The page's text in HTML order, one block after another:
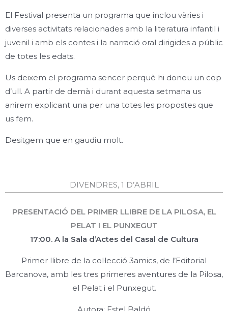
El Festival presenta un programa que inclou vàries i
diverses activitats relacionades amb la literatura infantil i
juvenil i amb els contes i la narració oral dirigides a públic
de totes les edats.
Us deixem el programa sencer perquè hi doneu un cop
d’ull. A partir de demà i durant aquesta setmana us
anirem explicant una per una totes les propostes que
us fem.
Desitgem que en gaudiu molt.
DIVENDRES, 1 D’ABRIL
PRESENTACIÓ DEL PRIMER LLIBRE DE LA PILOSA, EL
PELAT I EL PUNXEGUT
17:00. A la Sala d’Actes del Casal de Cultura
Primer llibre de la col·lecció 3amics, de l’Editorial
Barcanova, amb les tres primeres aventures de la Pilosa,
el Pelat i el Punxegut.